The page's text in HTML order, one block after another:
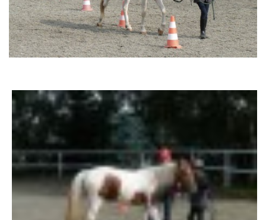
AKCE 2025
AKCE 2026
© 2026 eStránky.cz